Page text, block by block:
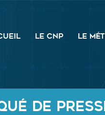
LE CNP LE
de